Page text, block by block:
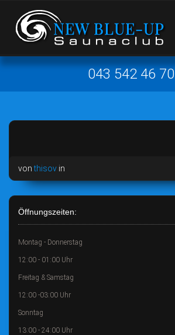
043 542 46 70
vonthisov in
Öffnungszeiten:
Montag - Donnerstag
12:00 - 01:00 Uhr
Freitag & Samstag
12:00 -03:00 Uhr
Sonntag
13:00 - 24:00 Uhr